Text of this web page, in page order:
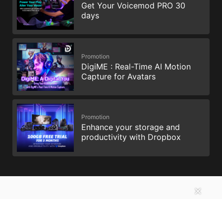
✕
Get Your Voicemod PRO 30
days
Promotion
DigiME : Real-Time AI Motion
Capture for Avatars
Promotion
Enhance your storage and
productivity with Dropbox